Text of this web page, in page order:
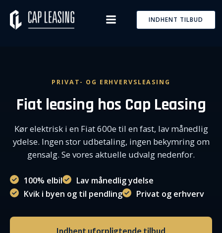
to
INDHENT TILBUD
PRIVAT- OG ERHVERVSLEASING
Fiat leasing hos Cap Leasing
Kør elektrisk i en Fiat 600e til en fast, lav månedlig
ydelse. Ingen stor udbetaling, ingen bekymring om
gensalg. Se vores aktuelle udvalg nedenfor.
100% elbil
Lav månedlig ydelse
Kvik i byen og til pendling
Privat og erhverv
Indhent uforpligtende tilbud